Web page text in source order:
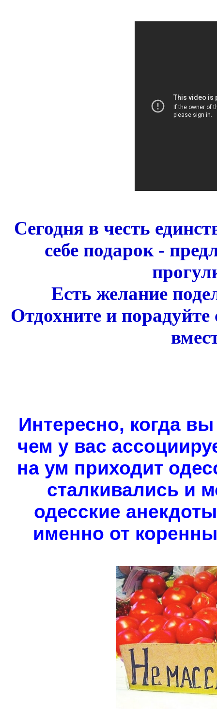
Сегодня в честь
себе подарок -
Есть желание
Отдохните и
Интересно, когда
чем у вас
на ум приходит
сталкивались и
одесские
именно от